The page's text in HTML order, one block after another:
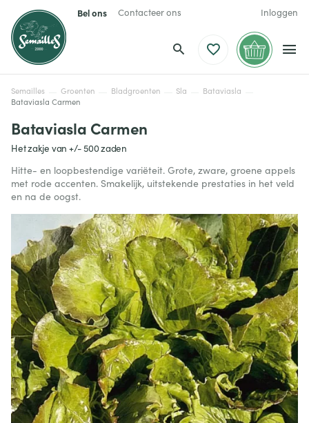
Bel ons Contacteer ons Inloggen
Semailles Groenten Bladgroenten Sla
Bataviasla
Bataviasla Carmen
Bataviasla Carmen
Het zakje van +/- 500 zaden
Hitte- en loopbestendige variëteit. Grote, zware, groene appels
met rode accenten. Smakelijk, uitstekende prestaties in het veld
en na de oogst.